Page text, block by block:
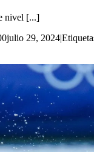
nivel [...]
julio 29, 2024|